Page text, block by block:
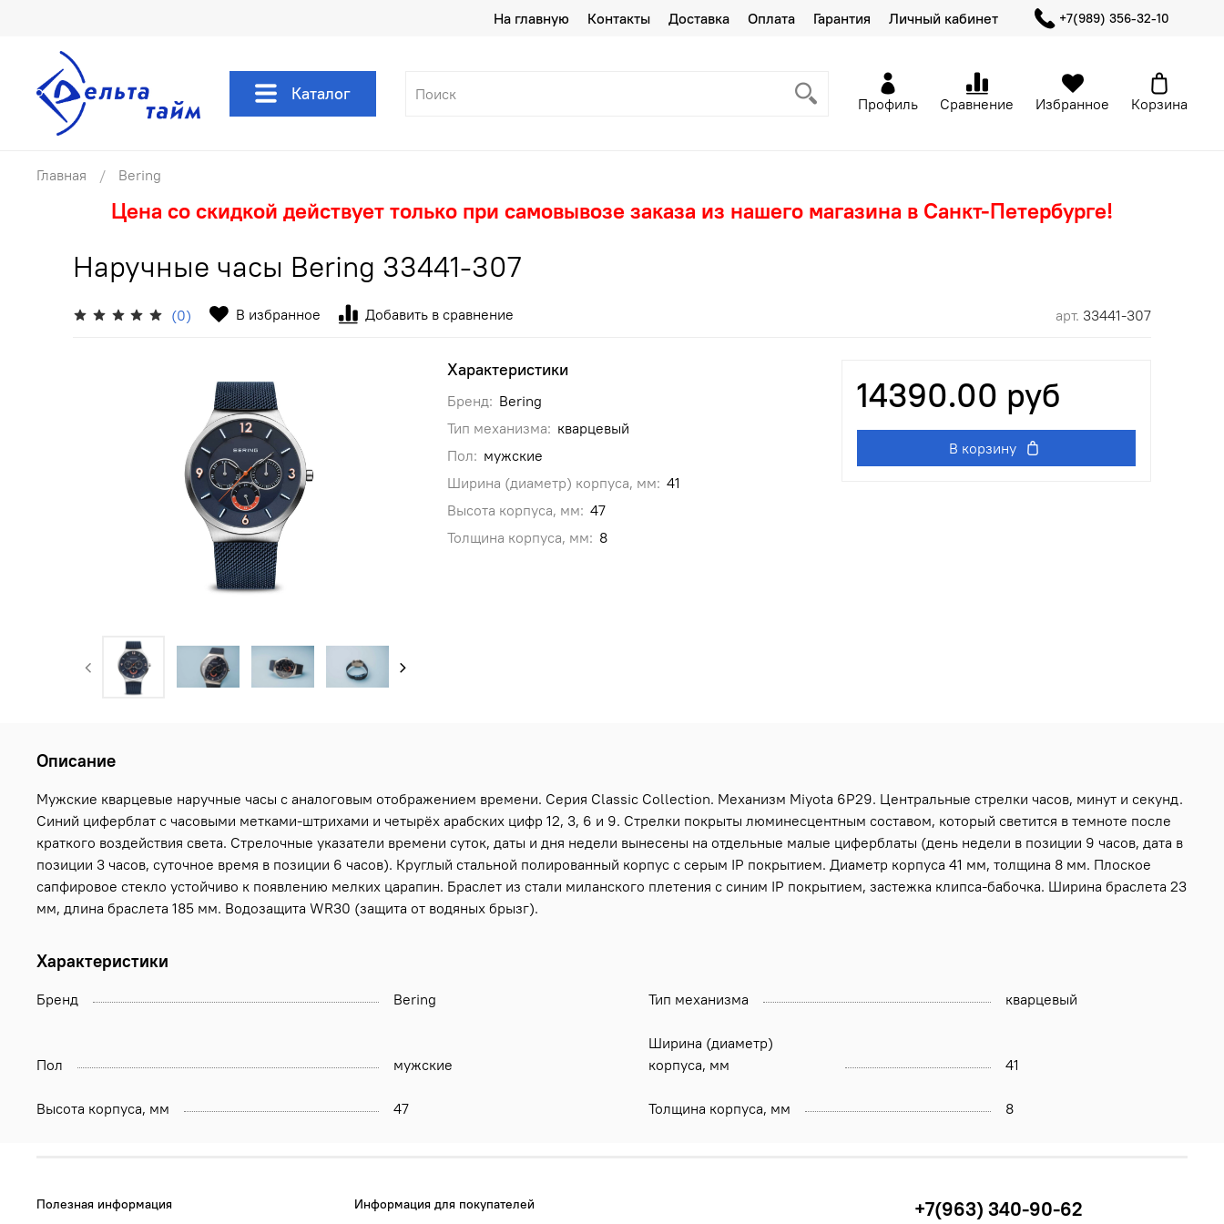
На главную Контакты Доставка Оплата Гарантия Личный кабинет +7(989) 356-32-10
Каталог Профиль Сравнение Избранное Корзина
Главная Bering
Цена со скидкой действует только при самовывозе заказа из нашего магазина в Санкт-Петербурге!
Наручные часы Bering 33441-307
(0) В избранное Добавить в сравнение арт. 33441-307
Характеристики
Бренд: Bering
Тип механизма: кварцевый
Пол: мужские
Ширина (диаметр) корпуса, мм: 41
Высота корпуса, мм: 47
Толщина корпуса, мм: 8
14390.00 руб
В корзину
Описание
Мужские кварцевые наручные часы с аналоговым отображением времени. Серия Classic Collection. Механизм Miyota 6P29. Центральные стрелки часов, минут и секунд.
Синий циферблат с часовыми метками-штрихами и четырёх арабских цифр 12, 3, 6 и 9. Стрелки покрыты люминесцентным составом, который светится в темноте после
краткого воздействия света. Стрелочные указатели времени суток, даты и дня недели вынесены на отдельные малые циферблаты (день недели в позиции 9 часов, дата в
позиции 3 часов, суточное время в позиции 6 часов). Круглый стальной полированный корпус с серым IP покрытием. Диаметр корпуса 41 мм, толщина 8 мм. Плоское
сапфировое стекло устойчиво к появлению мелких царапин. Браслет из стали миланского плетения с синим IP покрытием, застежка клипса-бабочка. Ширина браслета 23
мм, длина браслета 185 мм. Водозащита WR30 (защита от водяных брызг).
Характеристики
Бренд Bering Тип механизма кварцевый
Пол мужские
Ширина (диаметр)
корпуса, мм
41
Высота корпуса, мм 47 Толщина корпуса, мм 8
Полезная информация Информация для покупателей +7(963) 340-90-62